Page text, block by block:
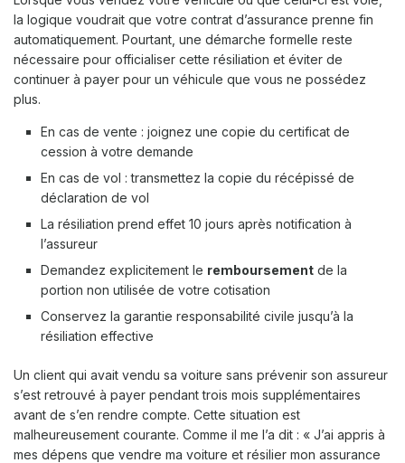
la logique voudrait que votre contrat d’assurance prenne fin
automatiquement. Pourtant, une démarche formelle reste
nécessaire pour officialiser cette résiliation et éviter de
continuer à payer pour un véhicule que vous ne possédez
plus.
En cas de vente : joignez une copie du certificat de
cession à votre demande
En cas de vol : transmettez la copie du récépissé de
déclaration de vol
La résiliation prend effet 10 jours après notification à
l’assureur
Demandez explicitement le remboursement de la
portion non utilisée de votre cotisation
Conservez la garantie responsabilité civile jusqu’à la
résiliation effective
Un client qui avait vendu sa voiture sans prévenir son assureur
s’est retrouvé à payer pendant trois mois supplémentaires
avant de s’en rendre compte. Cette situation est
malheureusement courante. Comme il me l’a dit : « J’ai appris à
mes dépens que vendre ma voiture et résilier mon assurance